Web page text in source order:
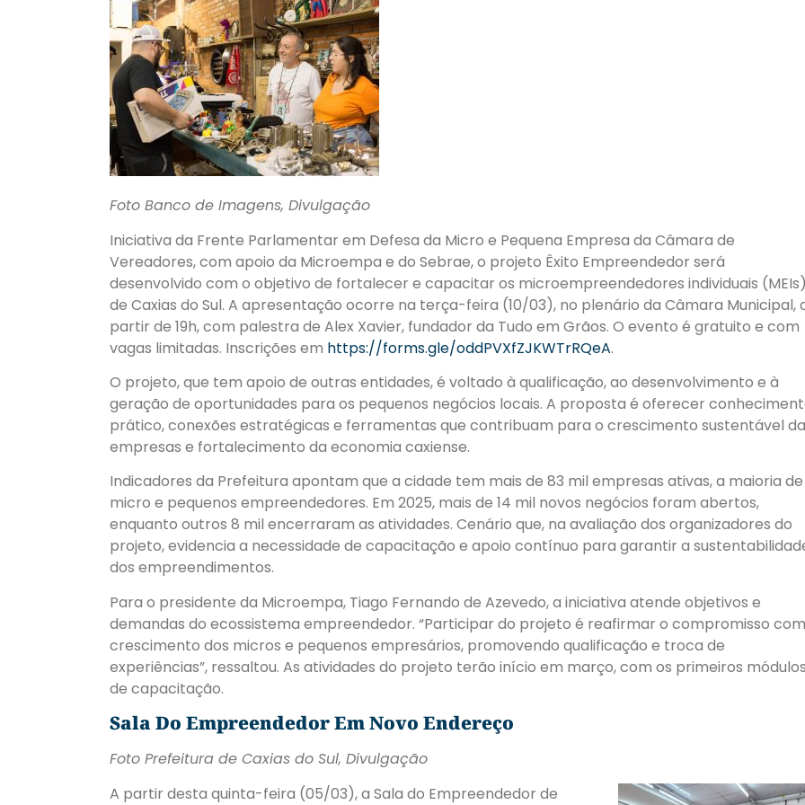
Foto Banco de Imagens, Divulgação
Iniciativa da Frente Parlamentar em Defesa da Micro e Pequena Empresa da Câmara de
Vereadores, com apoio da Microempa e do Sebrae, o projeto Êxito Empreendedor será
desenvolvido com o objetivo de fortalecer e capacitar os microempreendedores individuais
de Caxias do Sul. A apresentação ocorre na terça-feira (10/03), no plenário da Câmara Municipal,
partir de 19h, com palestra de Alex Xavier, fundador da Tudo em Grãos. O evento é gratuito e com
vagas limitadas. Inscrições em https://forms.gle/oddPVXfZJKWTrRQeA.
O projeto, que tem apoio de outras entidades, é voltado à qualificação, ao desenvolvimento e à
geração de oportunidades para os pequenos negócios locais. A proposta é oferecer
prático, conexões estratégicas e ferramentas que contribuam para o crescimento sustentável
empresas e fortalecimento da economia caxiense.
Indicadores da Prefeitura apontam que a cidade tem mais de 83 mil empresas ativas, a maioria de
micro e pequenos empreendedores. Em 2025, mais de 14 mil novos negócios foram abertos,
enquanto outros 8 mil encerraram as atividades. Cenário que, na avaliação dos organizadores do
projeto, evidencia a necessidade de capacitação e apoio contínuo para garantir a
dos empreendimentos.
Para o presidente da Microempa, Tiago Fernando de Azevedo, a iniciativa atende objetivos e
demandas do ecossistema empreendedor. “Participar do projeto é reafirmar o compromisso
crescimento dos micros e pequenos empresários, promovendo qualificação e troca de
experiências”, ressaltou. As atividades do projeto terão início em março, com os primeiros
de capacitação.
Sala Do Empreendedor Em Novo Endereço
Foto Prefeitura de Caxias do Sul, Divulgação
A partir desta quinta-feira (05/03), a Sala do Empreendedor de